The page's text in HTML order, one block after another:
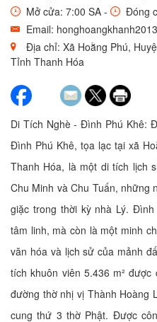
Mở cửa: 7:00 SA -
Đóng
Email:
Địa chỉ: Xã Hoằng Phú,
Tỉnh Thanh Hóa
Di Tích Nghè - Đình Phú Khê:
Đình Phú Khê, tọa lạc tại xã
Thanh Hóa, là một di tích lịch
Chu Minh và Chu Tuấn, những
giặc trong thời kỳ nhà Lý.
tâm linh, mà còn là một minh
văn hóa và lịch sử của mảnh
tích khuôn viên 5.436 m²
đường thờ nhị vị Thành Hoàng
cung thứ 3 thờ Phật. Được